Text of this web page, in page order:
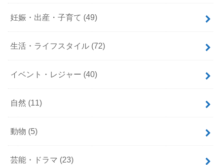
妊娠・出産・子育て (49)
生活・ライフスタイル (72)
イベント・レジャー (40)
自然 (11)
動物 (5)
芸能・ドラマ (23)